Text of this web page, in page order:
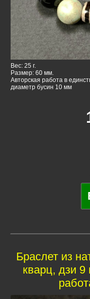
Вес: 25 г.
Размер: 60 мм.
Авторская работа в
диаметр бусин 10 мм
Браслет из
кварц, дзи 9